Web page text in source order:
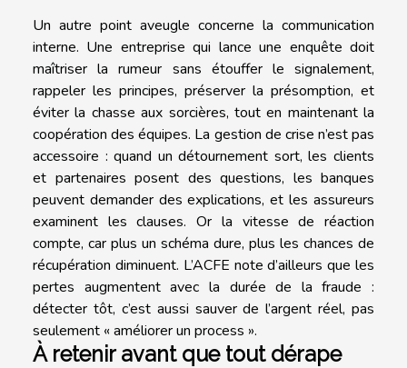
Un autre point aveugle concerne la communication
interne. Une entreprise qui lance une enquête doit
maîtriser la rumeur sans étouffer le signalement,
rappeler les principes, préserver la présomption, et
éviter la chasse aux sorcières, tout en maintenant la
coopération des équipes. La gestion de crise n’est pas
accessoire : quand un détournement sort, les clients
et partenaires posent des questions, les banques
peuvent demander des explications, et les assureurs
examinent les clauses. Or la vitesse de réaction
compte, car plus un schéma dure, plus les chances de
récupération diminuent. L’ACFE note d’ailleurs que les
pertes augmentent avec la durée de la fraude :
détecter tôt, c’est aussi sauver de l’argent réel, pas
seulement « améliorer un process ».
À retenir avant que tout dérape